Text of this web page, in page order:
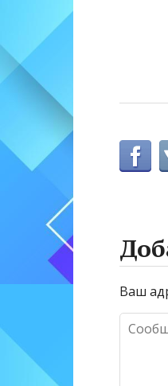
Ваш